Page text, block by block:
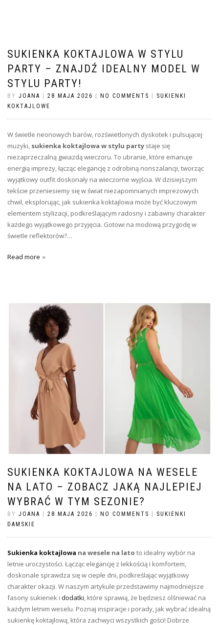
SUKIENKA KOKTAJLOWA W STYLU
PARTY – ZNAJDŹ IDEALNY MODEL W
STYLU PARTY!
BY JOANA 28 MAJA 2026 NO COMMENTS
SUKIENKI
KOKTAJLOWE
W świetle neonowych barów, rozświetlonych dyskotek i pulsującej
muzyki, sukienka koktajlowa w stylu party staje się
niezaprzeczalną gwiazdą wieczoru. To ubranie, które emanuje
energią imprezy, łącząc elegancję z odrobiną nonszalancji, tworząc
wyjątkowy outfit doskonały na wieczorne wyjścia. W dzisiejszym
tekście przeniesiemy się w świat niezapomnianych imprezowych
chwil, eksplorując, jak sukienka koktajlowa może być kluczowym
elementem stylizacji, podkreślającym radosny i zabawny charakter
każdego wyjątkowego przyjęcia. Gotowi na modową przygodę w
świetle reflektorów?…
Read more
SUKIENKA KOKTAJLOWA NA WESELE
NA LATO – ZOBACZ JAKĄ NAJLEPIEJ
WYBRAĆ W TYM SEZONIE?
BY JOANA | 28 MAJA 2026 | NO COMMENTS | SUKIENKI
DAMSKIE
Sukienka koktajlowa na wesele na lato to idealny wybór na
letnie uroczystości. Łącząc elegancję z lekkością i komfortem,
doskonale sprawdza się w ciepłe dni, podkreślając wyjątkowy
charakter okazji. W naszym artykule przedstawimy najmodniejsze
fasony sukienek i dodatki , które sprawią, że będziesz olśniewać na
każdym letnim weselu. Poznaj inspiracje i porady, jak wybrać idealną
sukienkę koktajlową, która zachwyci wszystkich gości! Dobrze